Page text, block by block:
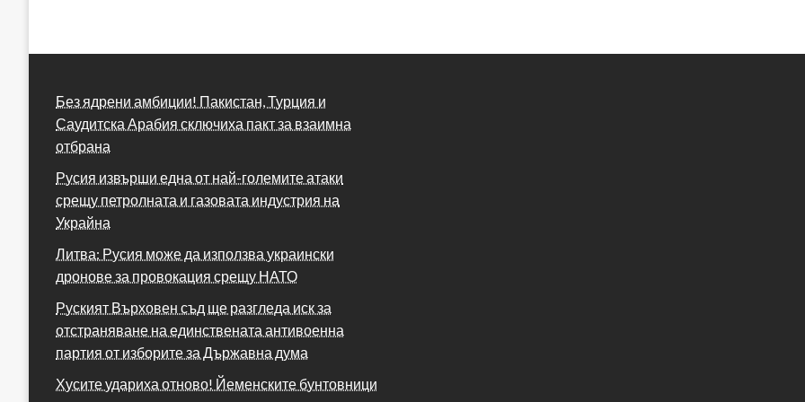
Без ядрени амбиции! Пакистан, Турция и
Саудитска Арабия сключиха пакт за взаимна
отбрана
Русия извърши една от най-големите атаки
срещу петролната и газовата индустрия на
Украйна
Литва: Русия може да използва украински
дронове за провокация срещу НАТО
Руският Върховен съд ще разгледа иск за
отстраняване на единствената антивоенна
партия от изборите за Държавна дума
Хусите удариха отново! Йеменските бунтовници